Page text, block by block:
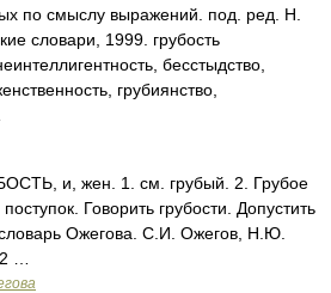
по смыслу выражений. под. ред. Н.
словари, 1999. грубость
бесстыдство,
грубиянство,
и, жен. 1. см. грубый. 2. Грубое
Говорить грубости. Допустить
словарь Ожегова. С.И. Ожегов, Н.Ю.
…